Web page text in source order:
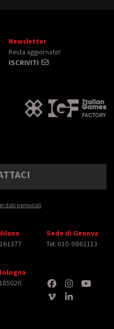
Newsletter
Resta aggiornato!
ISCRIVITI
dati personali
Sede di Genova
Tel: 010-9861113